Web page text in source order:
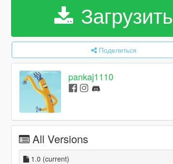
Загрузить
Поделиться
pankaj1110
All Versions
1.0 (current)